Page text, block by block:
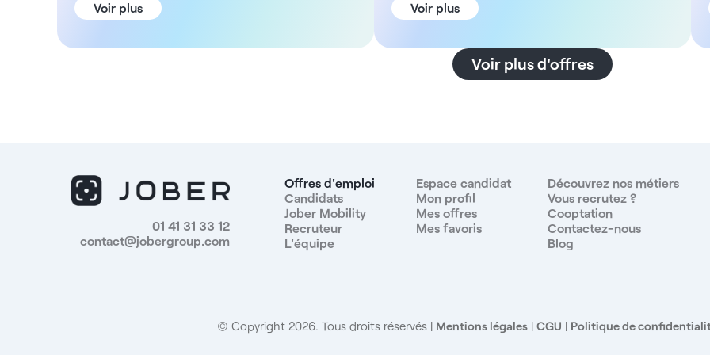
temps plein ou temps partiel. Description En tant
qu'ophtalmologue, vous intégrerez une équipe
cœur du 19e arrondissement de Paris, le centre
s’étend sur 1 485 m². La structure propose une offre
de soins complète, alliant dentaire, médical, imagerie
et prélèvements infirmiers. Elle intègre une équipe de
113 salariés, dont : - 15 médecins généralistes - 20
les congés payés) avec un minimum garanti
Avantages - Avantages sociaux - Bonne mutuelle
Voir plus
graduados en optometría. Forme parte de una
estructura en la que el número de pacientes es
deontología serán los pilares de su actividad ! Las
ventajas del puesto:- Trabajo como asalariado en
Total libertad de planning y de actividad.- Acceso al
expediente de cada paciente.- Total control de las
cotizaciones de las intervenciones médicas.-
Contará con el apoyo de varios graduados
optometristas.- Gestión administrativa de su
campo visual, autorefractómetro, sala para
inyecciones intravítreas...)Actividades quirúrgicas:
Voir plus
Voir plus d'offres
01 41 31 33 12
contact@jobergroup.com
Offres d'emploi
Candidats
Jober Mobility
Recruteur
L'équipe
Espace candidat
Mon profil
Mes offres
Mes favoris
Découvrez nos métiers
Vous recrutez ?
Cooptation
Contactez-nous
Blog
© Copyright 2026. Tous droits réservés Mentions légales | CGU | Politique de